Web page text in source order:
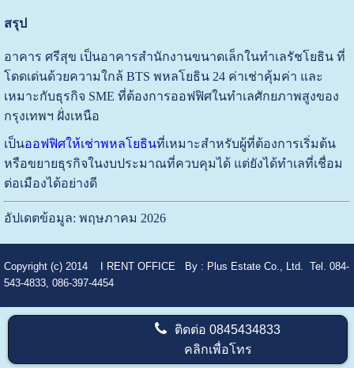
สรุป
อาคาร ศรีสุข เป็นอาคารสำนักงานขนาดเล็กในทำเลรัชโยธิน ที่
โดดเด่นด้วยความใกล้ BTS พหลโยธิน 24 ค่าเช่าคุ้มค่า และ
เหมาะกับธุรกิจ SME ที่ต้องการออฟฟิศในทำเลศักยภาพสูงของ
กรุงเทพฯ ฝั่งเหนือ
เป็นออฟฟิศให้เช่าพหลโยธินที่เหมาะสำหรับผู้ที่ต้องการเริ่มต้น
หรือขยายธุรกิจในงบประมาณที่ควบคุมได้ แต่ยังได้ทำเลที่เชื่อม
ต่อเมืองได้อย่างดี
อัปเดตข้อมูล: พฤษภาคม 2026
Copyright (c) 2014 I RENT OFFICE By : Plus Estate Co., Ltd. Tel. 084-
543-4833, 086-397-4454
ติดต่อ0845434833
คลิกเพื่อโทร